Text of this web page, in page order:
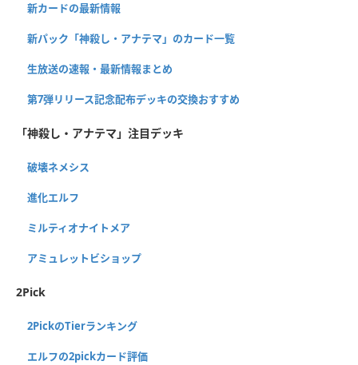
新カードの最新情報
新パック「神殺し・アナテマ」のカード一覧
生放送の速報・最新情報まとめ
第7弾リリース記念配布デッキの交換おすすめ
「神殺し・アナテマ」注目デッキ
破壊ネメシス
進化エルフ
ミルティオナイトメア
アミュレットビショップ
2Pick
2PickのTierランキング
エルフの2pickカード評価